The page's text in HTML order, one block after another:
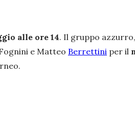
alle ore 14. Il gruppo
e Matteo Berrettini per il